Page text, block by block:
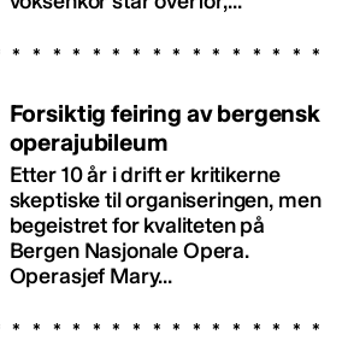
Forsiktig feiring av bergensk
operajubileum
Etter 10 år i drift er kritikerne
skeptiske til organiseringen, men
begeistret for kvaliteten på
Bergen Nasjonale Opera.
Operasjef Mary...